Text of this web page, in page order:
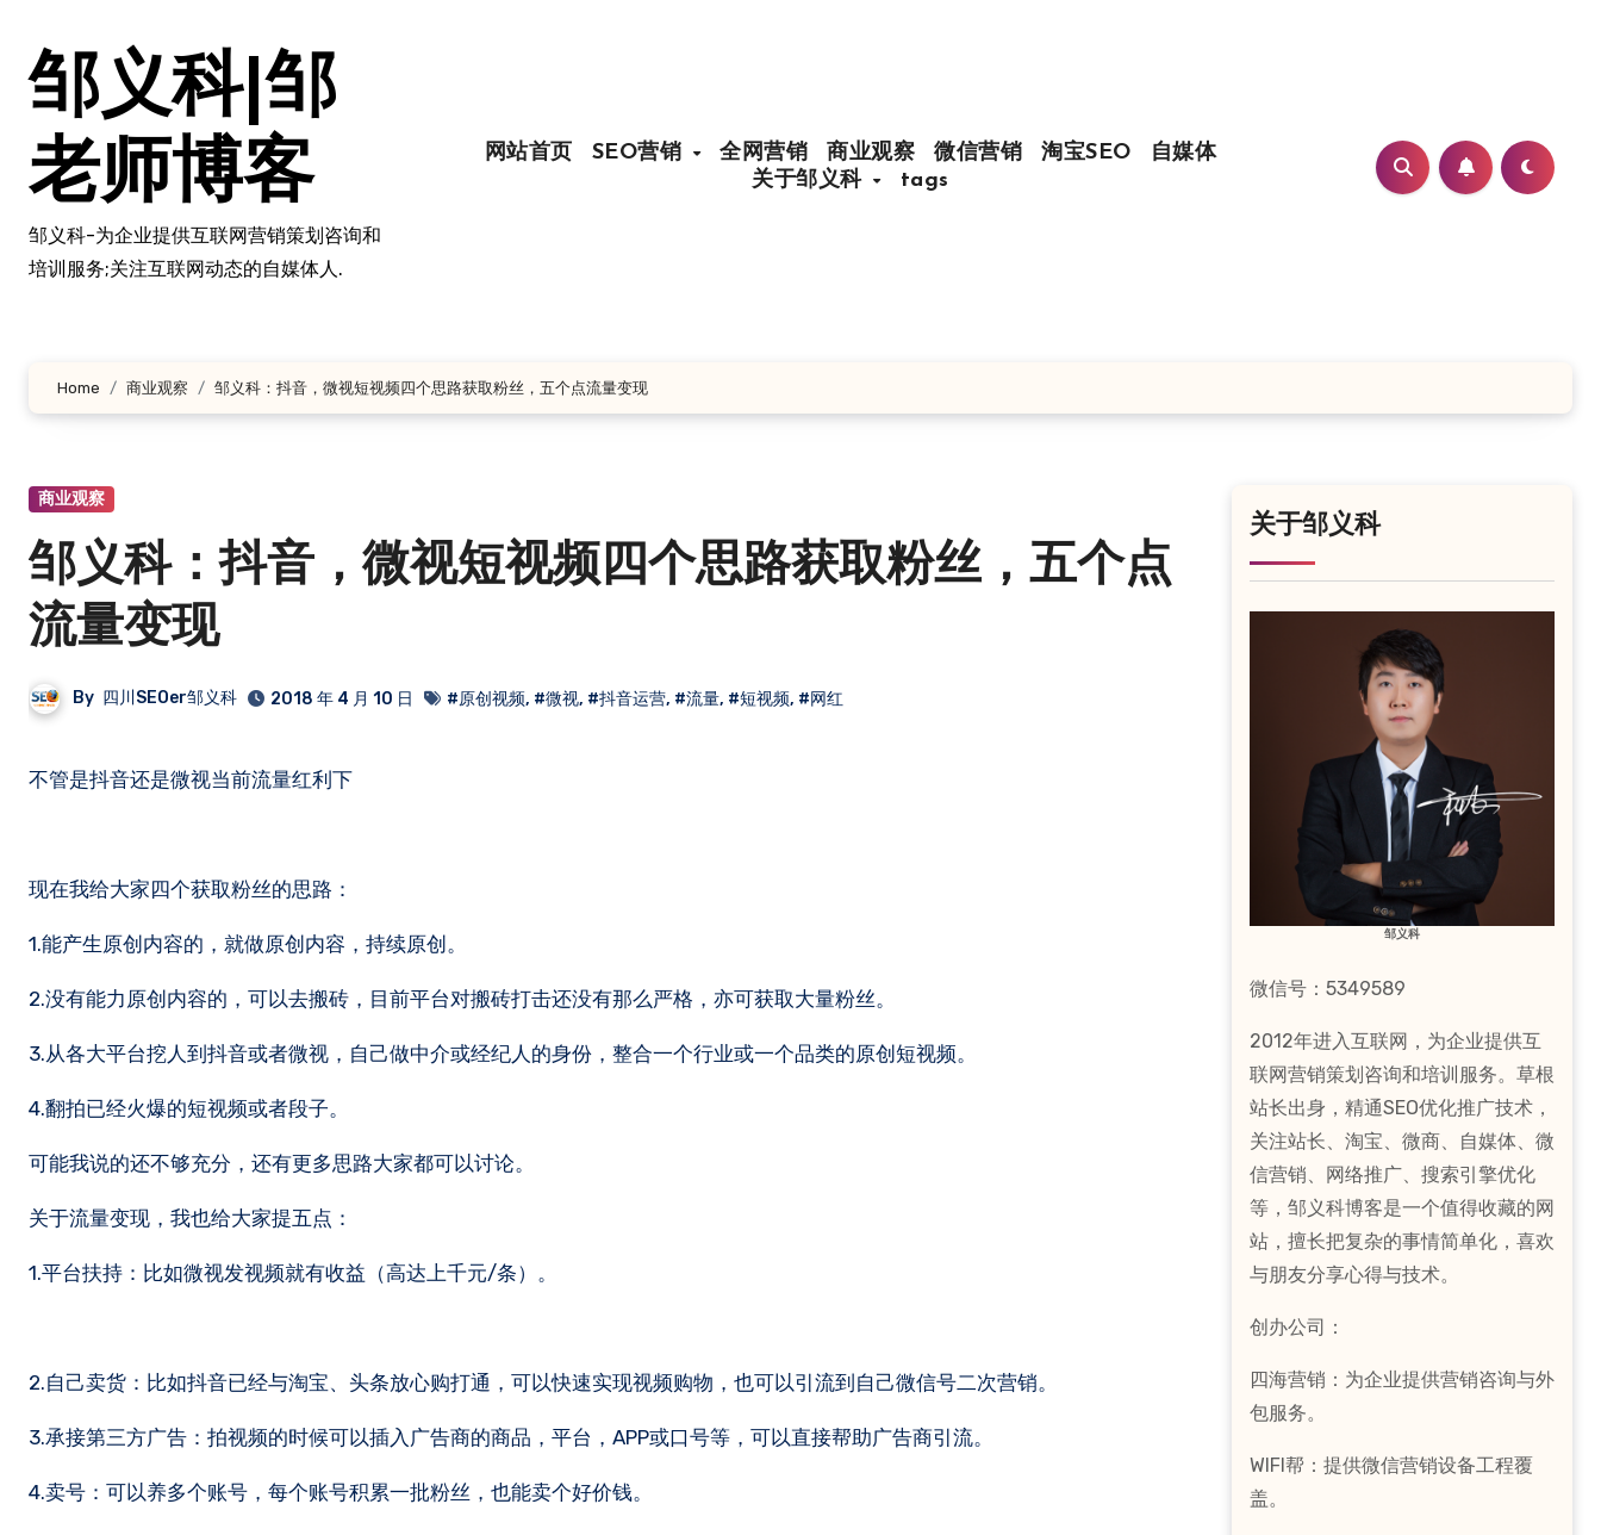
邹义科|邹
老师博客
邹义科-为企业提供互联网营销策划咨询和
培训服务;关注互联网动态的自媒体人.
网站首页 SEO营销 全网营销 商业观察 微信营销 淘宝SEO
自媒体
关于邹义科
tags
Home 商业观察 邹义科：抖音，微视短视频四个思路获取粉丝，五个点流量变现
商业观察
邹义科：抖音，微视短视频四个思路获取粉丝，五个点
流量变现
By 四川SEOer邹义科 2018 年 4 月 10 日 #原创视频, #微视, #抖音运营, #流量, #短视频, #网红
不管是抖音还是微视当前流量红利下
现在我给大家四个获取粉丝的思路：
1.能产生原创内容的，就做原创内容，持续原创。
2.没有能力原创内容的，可以去搬砖，目前平台对搬砖打击还没有那么严格，亦可获取大量粉丝。
3.从各大平台挖人到抖音或者微视，自己做中介或经纪人的身份，整合一个行业或一个品类的原创短视频。
4.翻拍已经火爆的短视频或者段子。
可能我说的还不够充分，还有更多思路大家都可以讨论。
关于流量变现，我也给大家提五点：
1.平台扶持：比如微视发视频就有收益（高达上千元/条）。
2.自己卖货：比如抖音已经与淘宝、头条放心购打通，可以快速实现视频购物，也可以引流到自己微信号二次营销。
3.承接第三方广告：拍视频的时候可以插入广告商的商品，平台，APP或口号等，可以直接帮助广告商引流。
4.卖号：可以养多个账号，每个账号积累一批粉丝，也能卖个好价钱。
关于邹义科
邹义科
微信号：5349589
2012年进入互联网，为企业提供互
联网营销策划咨询和培训服务。草根
站长出身，精通SEO优化推广技术，
关注站长、淘宝、微商、自媒体、微
信营销、网络推广、搜索引擎优化
等，邹义科博客是一个值得收藏的网
站，擅长把复杂的事情简单化，喜欢
与朋友分享心得与技术。
创办公司：
四海营销：为企业提供营销咨询与外
包服务。
WIFI帮：提供微信营销设备工程覆
盖。